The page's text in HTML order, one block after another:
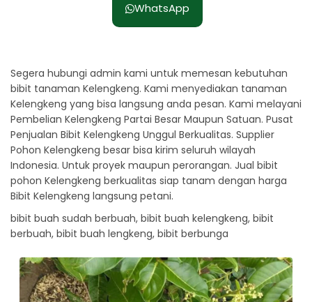
WhatsApp
Segera hubungi admin kami untuk memesan kebutuhan
bibit tanaman Kelengkeng. Kami menyediakan tanaman
Kelengkeng yang bisa langsung anda pesan. Kami melayani
Pembelian Kelengkeng Partai Besar Maupun Satuan. Pusat
Penjualan Bibit Kelengkeng Unggul Berkualitas. Supplier
Pohon Kelengkeng besar bisa kirim seluruh wilayah
Indonesia. Untuk proyek maupun perorangan. Jual bibit
pohon Kelengkeng berkualitas siap tanam dengan harga
Bibit Kelengkeng langsung petani.
bibit buah sudah berbuah, bibit buah kelengkeng, bibit
berbuah, bibit buah lengkeng, bibit berbunga